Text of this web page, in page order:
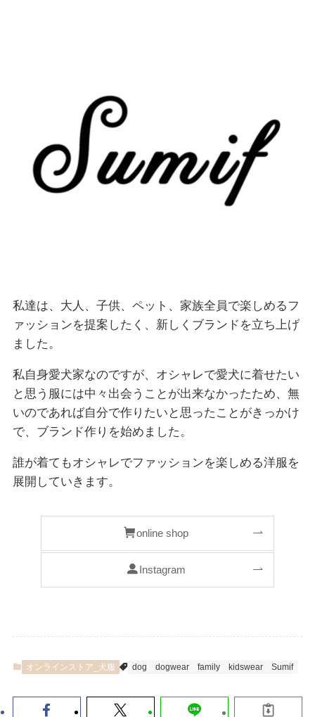
私達は、大人、子供、ペット、家族全員で楽しめるフ
ァッションを提案したく、新しくブランドを立ち上げ
ました。
私自身愛犬家なのですが、オシャレで愛犬に着せたい
と思う服には中々出会うことが出来なかったため、無
いのであれば自分で作りたいと思ったことがきっかけ
で、ブランド作りを始めました。
誰が着てもオシャレでファッションを楽しめる洋服を
展開していきます。
online shop
Instagram
オンラインストア_犬服 dog dogwear family kidswear Sumif